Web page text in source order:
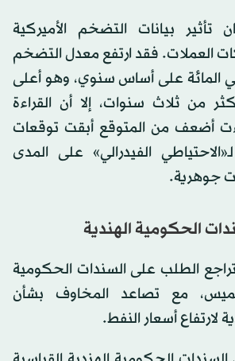
تأثير بيانات التضخم الأميركية
العملات. فقد ارتفع معدل التضخم
إلى 4.2 في المائة على أساس سنوي، وهو أعلى
من ثلاث سنوات، إلا أن القراءة
أضعف من المتوقع أبقت توقعات
الفيدرالي» على المدى
جوهرية.
الحكومية الهندية
الطلب على السندات الحكومية
مع تصاعد المخاوف بشأن
لارتفاع أسعار النفط.